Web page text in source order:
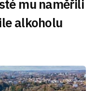
mu naměřili
alkoholu